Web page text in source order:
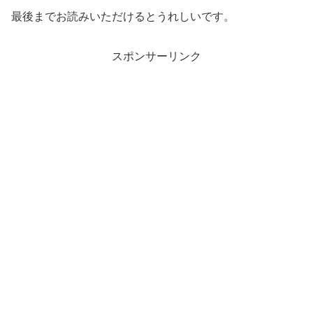
最後までお読みいただけるとうれしいです。
スポンサーリンク